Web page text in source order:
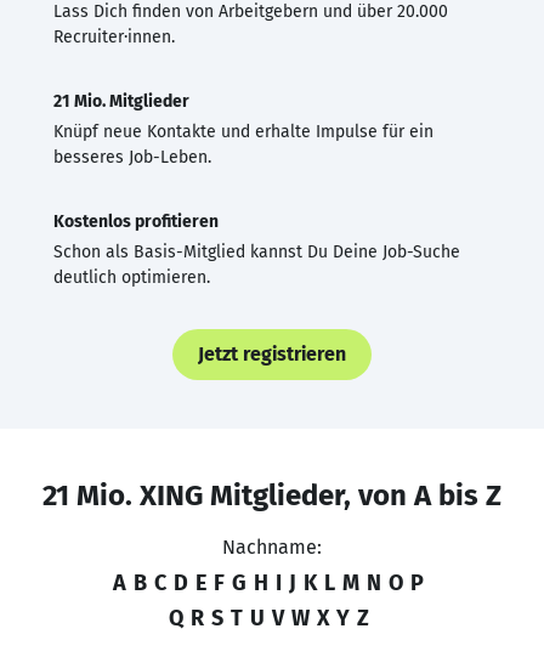
Lass Dich finden von Arbeitgebern und über 20.000
Recruiter·innen.
21 Mio. Mitglieder
Knüpf neue Kontakte und erhalte Impulse für ein
besseres Job-Leben.
Kostenlos profitieren
Schon als Basis-Mitglied kannst Du Deine Job-Suche
deutlich optimieren.
Jetzt registrieren
21 Mio. XING Mitglieder, von A bis Z
Nachname:
A B C D E F G H I J K L M N O P
Q R S T U V W X Y Z